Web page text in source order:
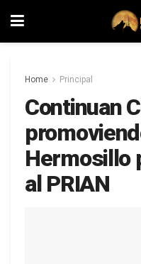
Home Principal
Continuan
Hermosillo
al PRIAN